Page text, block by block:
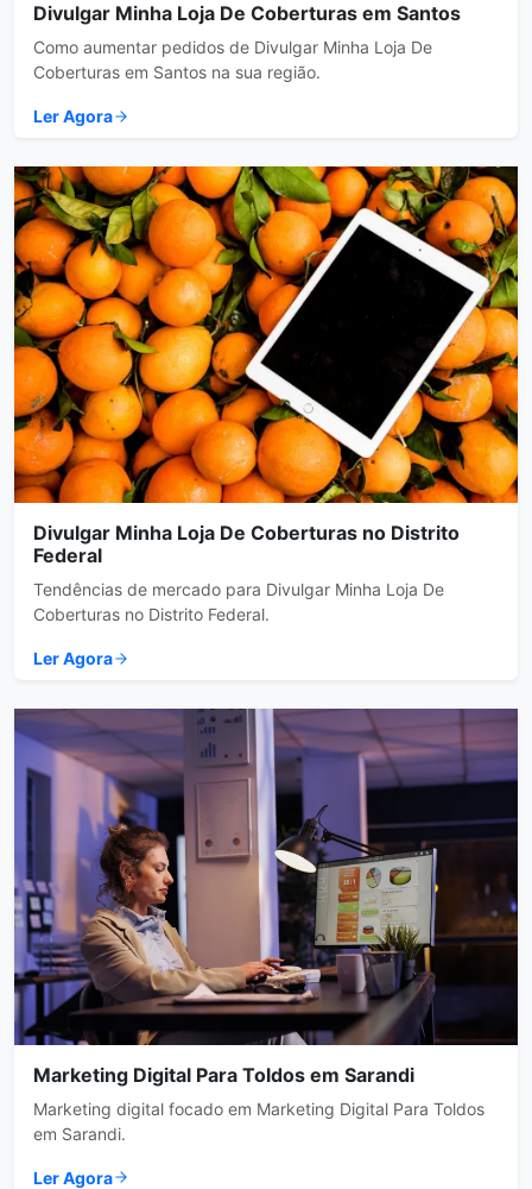
Divulgar Minha Loja De Coberturas em Santos
Como aumentar pedidos de Divulgar Minha Loja De
Coberturas em Santos na sua região.
Ler Agora
Divulgar Minha Loja De Coberturas no Distrito
Federal
Tendências de mercado para Divulgar Minha Loja De
Coberturas no Distrito Federal.
Ler Agora
Marketing Digital Para Toldos em Sarandi
Marketing digital focado em Marketing Digital Para Toldos
em Sarandi.
Ler Agora